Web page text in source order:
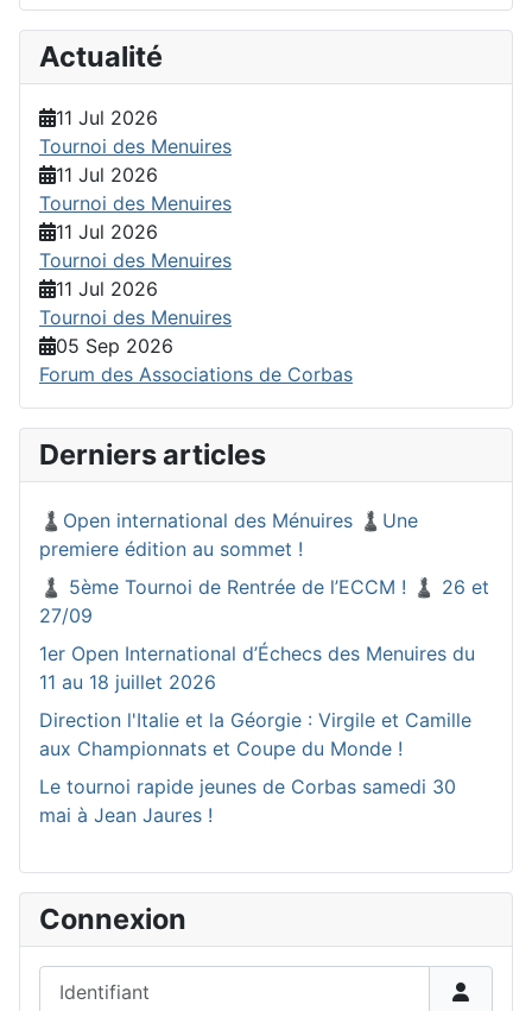
Actualité
11 Jul 2026
Tournoi des Menuires
11 Jul 2026
Tournoi des Menuires
11 Jul 2026
Tournoi des Menuires
11 Jul 2026
Tournoi des Menuires
05 Sep 2026
Forum des Associations de Corbas
Derniers articles
♟️Open international des Ménuires ♟️Une
premiere édition au sommet !
♟️ 5ème Tournoi de Rentrée de l’ECCM ! ♟️ 26 et
27/09
1er Open International d’Échecs des Menuires du
11 au 18 juillet 2026
Direction l'Italie et la Géorgie : Virgile et Camille
aux Championnats et Coupe du Monde !
Le tournoi rapide jeunes de Corbas samedi 30
mai à Jean Jaures !
Connexion